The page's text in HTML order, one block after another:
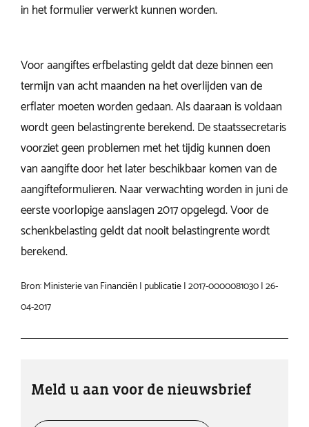
Meld u aan voor de nieuwsbrief
in het formulier verwerkt kunnen worden.
Voor aangiftes erfbelasting geldt dat deze binnen een
termijn van acht maanden na het overlijden van de
erflater moeten worden gedaan. Als daaraan is voldaan
wordt geen belastingrente berekend. De staatssecretaris
voorziet geen problemen met het tijdig kunnen doen
van aangifte door het later beschikbaar komen van de
aangifteformulieren. Naar verwachting worden in juni de
eerste voorlopige aanslagen 2017 opgelegd. Voor de
schenkbelasting geldt dat nooit belastingrente wordt
berekend.
Bron: Ministerie van Financiën | publicatie | 2017-0000081030 | 26-
04-2017